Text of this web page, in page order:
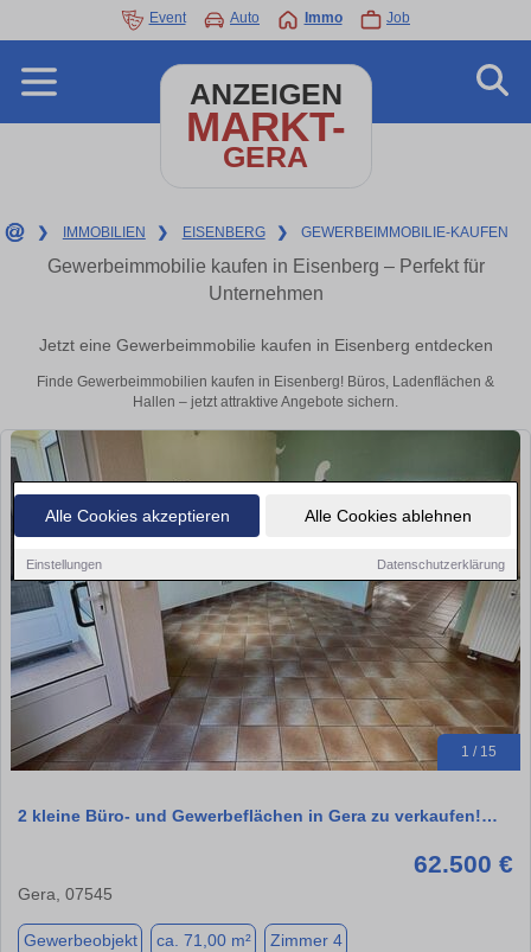
Alle Cookies akzeptieren Alle Cookies ablehnen
Einstellungen Datenschutzerklärung
Event Auto Immo Job
ANZEIGEN
MARKT-
GERA
❯ IMMOBILIEN ❯ EISENBERG ❯ GEWERBEIMMOBILIE-KAUFEN
Gewerbeimmobilie kaufen in Eisenberg – Perfekt für
Unternehmen
Jetzt eine Gewerbeimmobilie kaufen in Eisenberg entdecken
Finde Gewerbeimmobilien kaufen in Eisenberg! Büros, Ladenflächen &
Hallen – jetzt attraktive Angebote sichern.
1 / 15
2 kleine Büro- und Gewerbeflächen in Gera zu verkaufen!…
62.500 €
Gera, 07545
Gewerbeobjekt ca. 71,00 m² Zimmer 4